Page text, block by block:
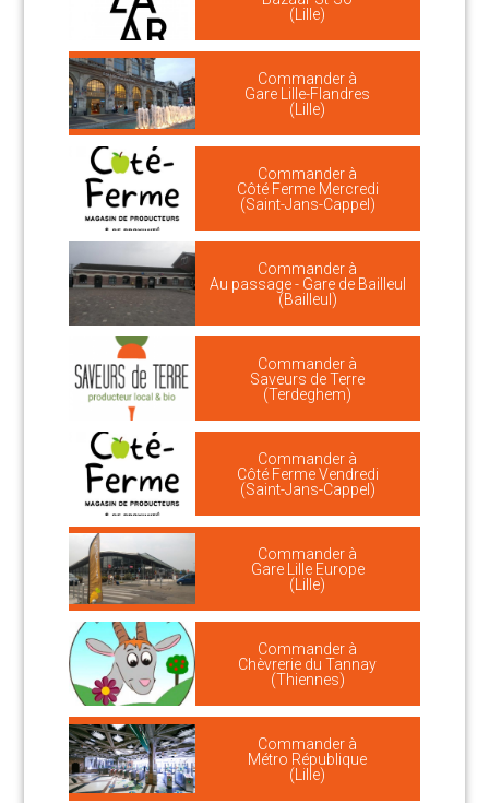
(Lille)
Commander à
Gare Lille-Flandres
(Lille)
Commander à
Côté Ferme Mercredi
(Saint-Jans-Cappel)
Commander à
Au passage - Gare de Bailleul
(Bailleul)
Commander à
Saveurs de Terre
(Terdeghem)
Commander à
Côté Ferme Vendredi
(Saint-Jans-Cappel)
Commander à
Gare Lille Europe
(Lille)
Commander à
Chèvrerie du Tannay
(Thiennes)
Commander à
Métro République
(Lille)